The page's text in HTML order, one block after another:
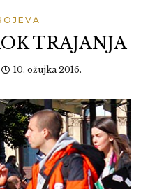
TRAJANJA
10. ožujka 2016.